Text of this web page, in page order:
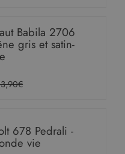
Babila 2706
gris et satin-
678 Pedrali -
vie